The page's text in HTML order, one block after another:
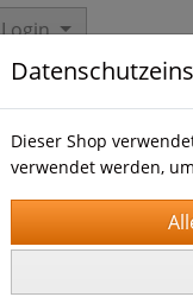
Login
Dieser Shop
verwendet werden,